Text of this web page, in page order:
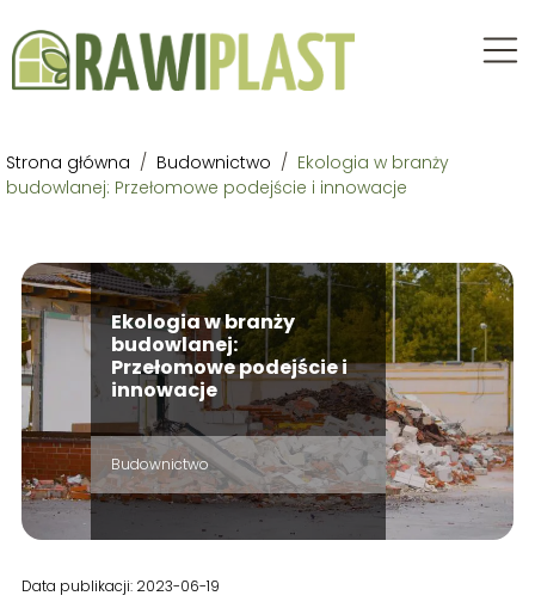
Strona główna / Budownictwo / Ekologia w branży
budowlanej: Przełomowe podejście i innowacje
Ekologia w branży
budowlanej:
Przełomowe podejście i
innowacje
Budownictwo
Data publikacji: 2023-06-19